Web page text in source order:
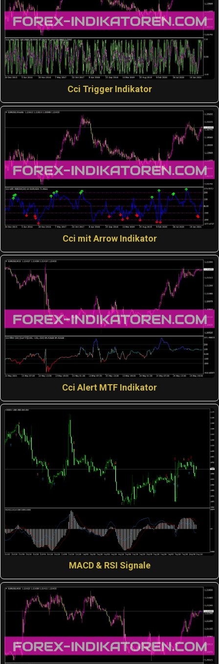
Cci Trigger Indikator
Cci mit Arrow Indikator
Cci Alert MTF Indikator
MACD & RSI Signale